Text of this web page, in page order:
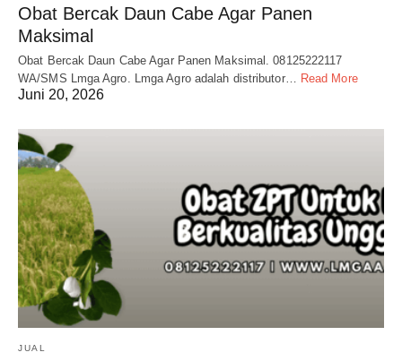
Obat Bercak Daun Cabe Agar Panen
Maksimal
Obat Bercak Daun Cabe Agar Panen Maksimal. 08125222117
WA/SMS Lmga Agro. Lmga Agro adalah distributor…
Read More
Juni 20, 2026
JUAL